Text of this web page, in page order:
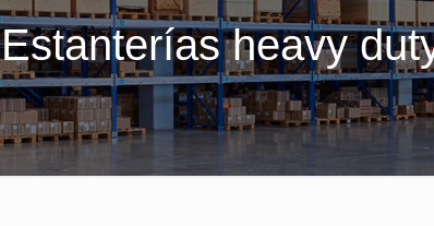
Estanterías heavy